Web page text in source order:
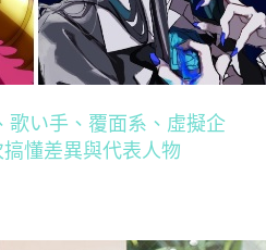
歌い手、覆面系、虛擬企
懂差異與代表人物